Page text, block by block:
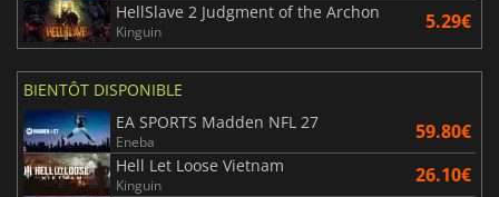
HellSlave 2 Judgment of the Archon
Kinguin 5.29€
BIENTÔT DISPONIBLE
EA SPORTS Madden NFL 27
Eneba 59.80€
Hell Let Loose Vietnam
Kinguin 26.10€